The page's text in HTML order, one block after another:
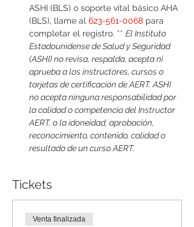
ASHI (BLS) o soporte vital básico AHA
(BLS), llame al 623-561-0068 para
completar el registro. ** El Instituto
Estadounidense de Salud y Seguridad
(ASHI) no revisa, respalda, acepta ni
aprueba a los instructores, cursos o
tarjetas de certificación de AERT. ASHI
no acepta ninguna responsabilidad por
la calidad o competencia del Instructor
AERT, o la idoneidad, aprobación,
reconocimiento, contenido, calidad o
resultado de un curso AERT.
Tickets
Venta finalizada